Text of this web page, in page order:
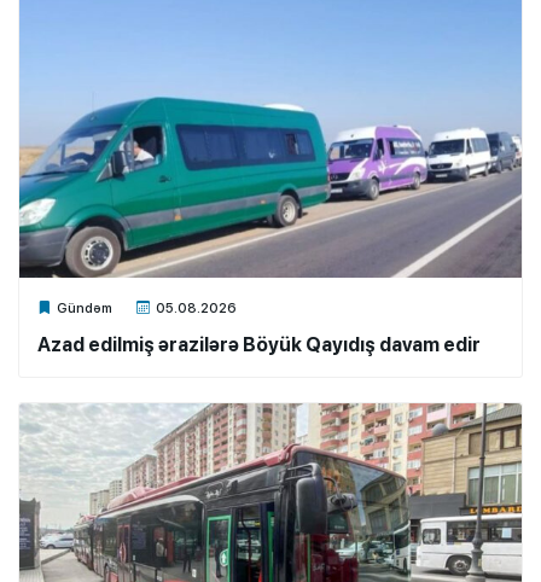
Gündəm 05.08.2026
Xalq.Online
Azad edilmiş ərazilərə Böyük Qayıdış davam edir